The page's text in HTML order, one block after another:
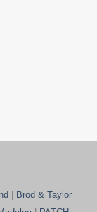
Brod & Taylor